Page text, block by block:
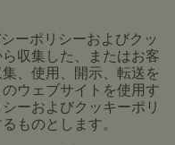
ーポリシーおよびクッ
収集した、またはお客
、使用、開示、転送を
ウェブサイトを使用す
ーおよびクッキーポリ
ものとします。